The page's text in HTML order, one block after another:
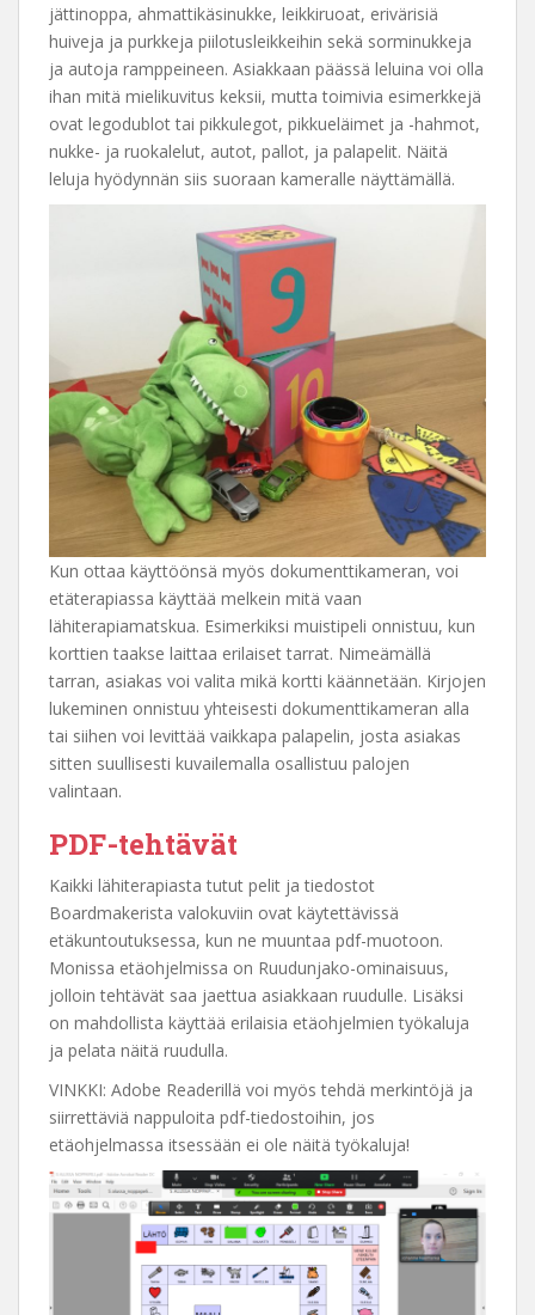
jättinoppa, ahmattikäsinukke, leikkiruoat, erivärisiä
huiveja ja purkkeja piilotusleikkeihin sekä sorminukkeja
ja autoja ramppeineen. Asiakkaan päässä leluina voi olla
ihan mitä mielikuvitus keksii, mutta toimivia esimerkkejä
ovat legodublot tai pikkulegot, pikkueläimet ja -hahmot,
nukke- ja ruokalelut, autot, pallot, ja palapelit. Näitä
leluja hyödynnän siis suoraan kameralle näyttämällä.
Kun ottaa käyttöönsä myös dokumenttikameran, voi
etäterapiassa käyttää melkein mitä vaan
lähiterapiamatskua. Esimerkiksi muistipeli onnistuu, kun
korttien taakse laittaa erilaiset tarrat. Nimeämällä
tarran, asiakas voi valita mikä kortti käännetään. Kirjojen
lukeminen onnistuu yhteisesti dokumenttikameran alla
tai siihen voi levittää vaikkapa palapelin, josta asiakas
sitten suullisesti kuvailemalla osallistuu palojen
valintaan.
PDF-tehtävät
Kaikki lähiterapiasta tutut pelit ja tiedostot
Boardmakerista valokuviin ovat käytettävissä
etäkuntoutuksessa, kun ne muuntaa pdf-muotoon.
Monissa etäohjelmissa on Ruudunjako-ominaisuus,
jolloin tehtävät saa jaettua asiakkaan ruudulle. Lisäksi
on mahdollista käyttää erilaisia etäohjelmien työkaluja
ja pelata näitä ruudulla.
VINKKI: Adobe Readerillä voi myös tehdä merkintöjä ja
siirrettäviä nappuloita pdf-tiedostoihin, jos
etäohjelmassa itsessään ei ole näitä työkaluja!